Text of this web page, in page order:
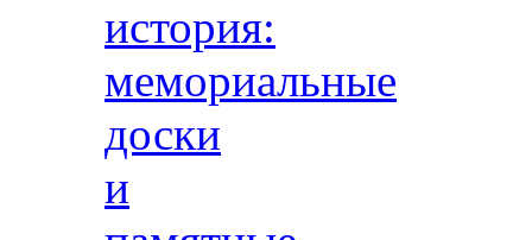
история:
мемориальные
доски
и